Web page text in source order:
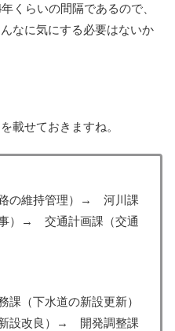
くらいの間隔であるので、
なに気にする必要はないか
載せておきますね。
の維持管理）→ 河川課
事）→ 交通計画課（交通
（下水道の新設更新）
設改良）→ 開発調整課